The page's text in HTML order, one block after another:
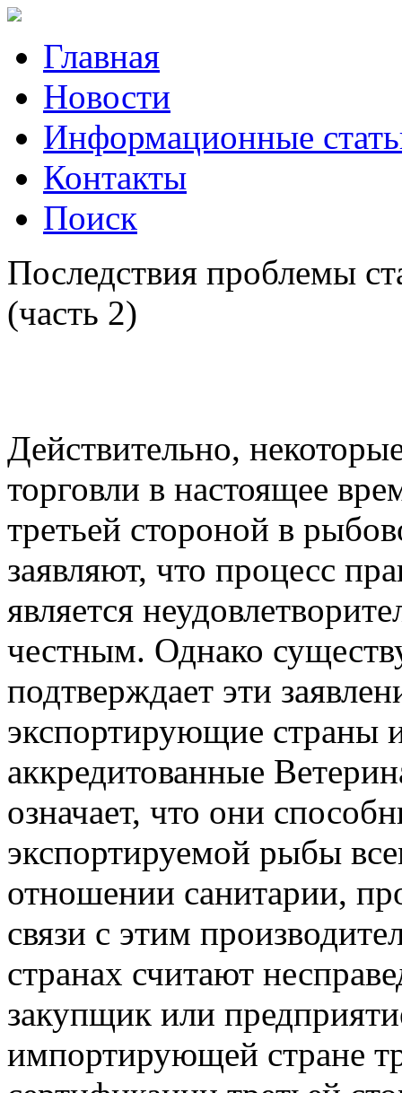
Главная
Новости
Информационные
Контакты
Поиск
Последствия проблемы
(часть 2)
Действительно,
торговли в настоящее
третьей стороной в
заявляют, что процесс
является
честным. Однако
подтверждает эти
экспортирующие страны
аккредитованные
означает, что они
экспортируемой рыбы
отношении санитарии,
связи с этим
странах считают
закупщик или
импортирующей стране